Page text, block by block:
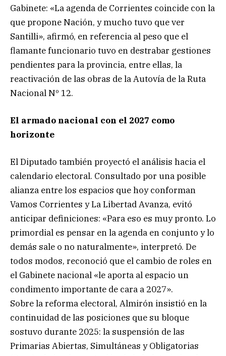
Gabinete: «La agenda de Corrientes coincide con la
que propone Nación, y mucho tuvo que ver
Santilli», afirmó, en referencia al peso que el
flamante funcionario tuvo en destrabar gestiones
pendientes para la provincia, entre ellas, la
reactivación de las obras de la Autovía de la Ruta
Nacional Nº 12.
El armado nacional con el 2027 como
horizonte
El Diputado también proyectó el análisis hacia el
calendario electoral. Consultado por una posible
alianza entre los espacios que hoy conforman
Vamos Corrientes y La Libertad Avanza, evitó
anticipar definiciones: «Para eso es muy pronto. Lo
primordial es pensar en la agenda en conjunto y lo
demás sale o no naturalmente», interpretó. De
todos modos, reconoció que el cambio de roles en
el Gabinete nacional «le aporta al espacio un
condimento importante de cara a 2027».
Sobre la reforma electoral, Almirón insistió en la
continuidad de las posiciones que su bloque
sostuvo durante 2025: la suspensión de las
Primarias Abiertas, Simultáneas y Obligatorias